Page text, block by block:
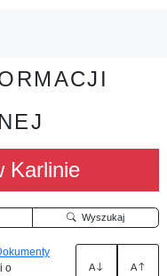
Karlinie
Wyszukaj
o
A A